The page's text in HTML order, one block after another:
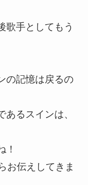
歌手としてもう
の記憶は戻るの
あるスインは、
！
お伝えしてきま